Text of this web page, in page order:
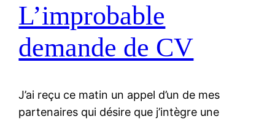
L’improbable
demande de CV
J’ai reçu ce matin un appel d’un de mes
partenaires qui désire que j’intègre une